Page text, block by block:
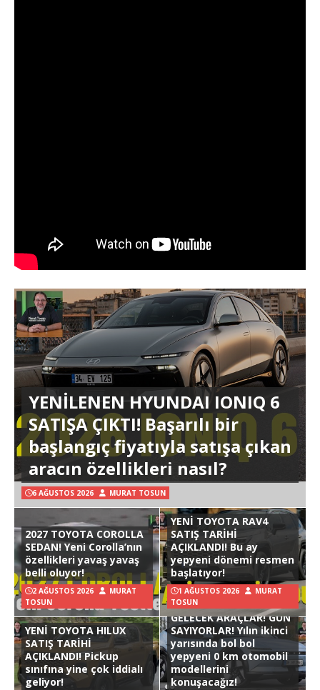
YENİLENEN HYUNDAI IONIQ 6
SATIŞA ÇIKTI! Başarılı bir
başlangıç fiyatıyla satışa çıkan
aracın özellikleri nasıl?
6 AĞUSTOS 2026 MURAT TOSUN
2027 TOYOTA COROLLA
SEDAN! Yeni Corolla’nın
özellikleri yavaş yavaş
belli oluyor!
2 AĞUSTOS 2026
MURAT
TOSUN
YENİ TOYOTA RAV4
SATIŞ TARİHİ
AÇIKLANDI! Bu ay
yepyeni dönemi resmen
başlatıyor!
1 AĞUSTOS 2026
MURAT
TOSUN
YENİ TOYOTA HILUX
SATIŞ TARİHİ
AÇIKLANDI! Pickup
sınıfına yine çok iddialı
geliyor!
GELECEK ARAÇLAR! GÜN
SAYIYORLAR! Yılın ikinci
yarısında bol bol
yepyeni 0 km otomobil
modellerini
konuşacağız!